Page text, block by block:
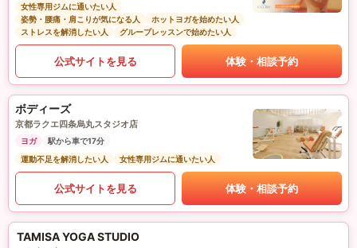
女性専用ジムに通いたい人
姿勢・腰痛・肩こりが気になる人
ホットヨガを始めたい人
ストレスを解消したい人
グループレッスンで始めたい人
公式サイトを見る 体験・相談予約
ボディーズ
京都ラクエ四条烏丸スタジオ店
ヨガ
駅から車で17分
運動不足を解消したい人
女性専用ジムに通いたい人
公式サイトを見る 体験・相談予約
TAMISA YOGA STUDIO